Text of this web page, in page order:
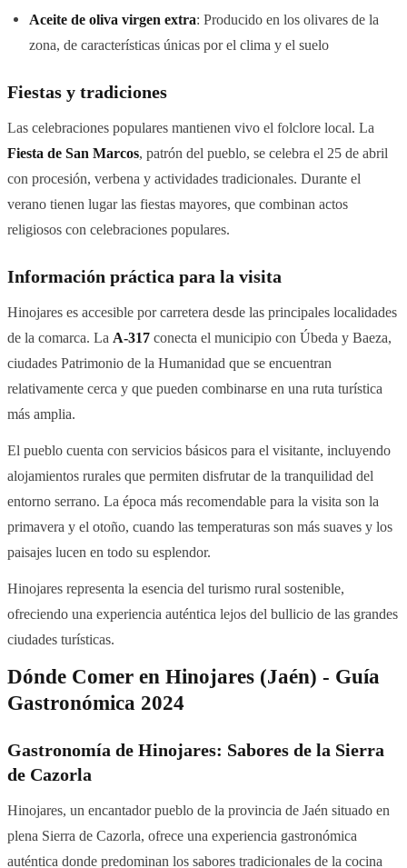
Aceite de oliva virgen extra: Producido en los olivares de la
zona, de características únicas por el clima y el suelo
Fiestas y tradiciones
Las celebraciones populares mantienen vivo el folclore local. La
Fiesta de San Marcos, patrón del pueblo, se celebra el 25 de abril
con procesión, verbena y actividades tradicionales. Durante el
verano tienen lugar las fiestas mayores, que combinan actos
religiosos con celebraciones populares.
Información práctica para la visita
Hinojares es accesible por carretera desde las principales localidades
de la comarca. La A-317 conecta el municipio con Úbeda y Baeza,
ciudades Patrimonio de la Humanidad que se encuentran
relativamente cerca y que pueden combinarse en una ruta turística
más amplia.
El pueblo cuenta con servicios básicos para el visitante, incluyendo
alojamientos rurales que permiten disfrutar de la tranquilidad del
entorno serrano. La época más recomendable para la visita son la
primavera y el otoño, cuando las temperaturas son más suaves y los
paisajes lucen en todo su esplendor.
Hinojares representa la esencia del turismo rural sostenible,
ofreciendo una experiencia auténtica lejos del bullicio de las grandes
ciudades turísticas.
Dónde Comer en Hinojares (Jaén) - Guía
Gastronómica 2024
Gastronomía de Hinojares: Sabores de la Sierra
de Cazorla
Hinojares, un encantador pueblo de la provincia de Jaén situado en
plena Sierra de Cazorla, ofrece una experiencia gastronómica
auténtica donde predominan los sabores tradicionales de la cocina